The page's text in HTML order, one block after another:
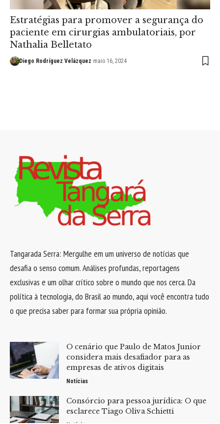
Estratégias para promover a segurança do
paciente em cirurgias ambulatoriais, por
Nathalia Belletato
Diego Rodríguez Velázquez maio 16, 2024
Tangarada Serra: Mergulhe em um universo de notícias que
desafia o senso comum. Análises profundas, reportagens
exclusivas e um olhar crítico sobre o mundo que nos cerca. Da
política à tecnologia, do Brasil ao mundo, aqui você encontra tudo
o que precisa saber para formar sua própria opinião.
O cenário que Paulo de Matos Junior
considera mais desafiador para as
empresas de ativos digitais
Notícias
Consórcio para pessoa jurídica: O que
esclarece Tiago Oliva Schietti